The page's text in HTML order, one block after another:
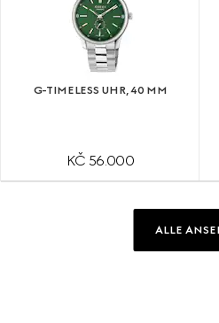
G-TIMELESS UHR, 40 MM
KČ 56.000
ALLE